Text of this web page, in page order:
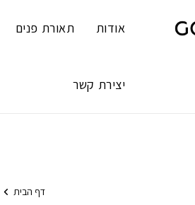
אודות תאורת פנים
יצירת קשר
דף הבית